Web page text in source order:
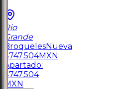
Rio
Grande
BroquelesNueva
$747.504MXN
Apartado:
$747.504
MXN